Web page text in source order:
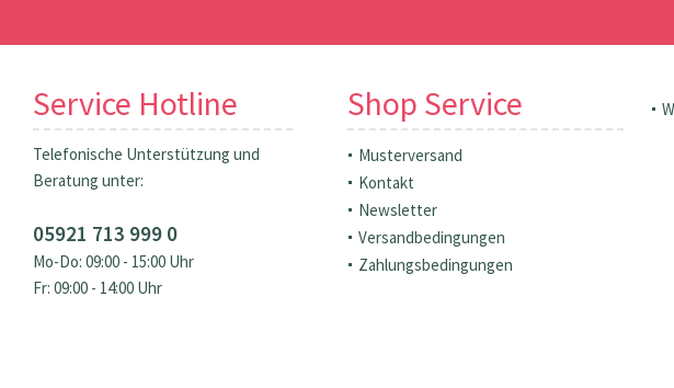
Service Hotline
Telefonische Unterstützung und
Beratung unter:
05921 713 999 0
Mo-Do: 09:00 - 15:00 Uhr
Fr: 09:00 - 14:00 Uhr
Shop Service
Musterversand
Kontakt
Newsletter
Versandbedingungen
Zahlungsbedingungen